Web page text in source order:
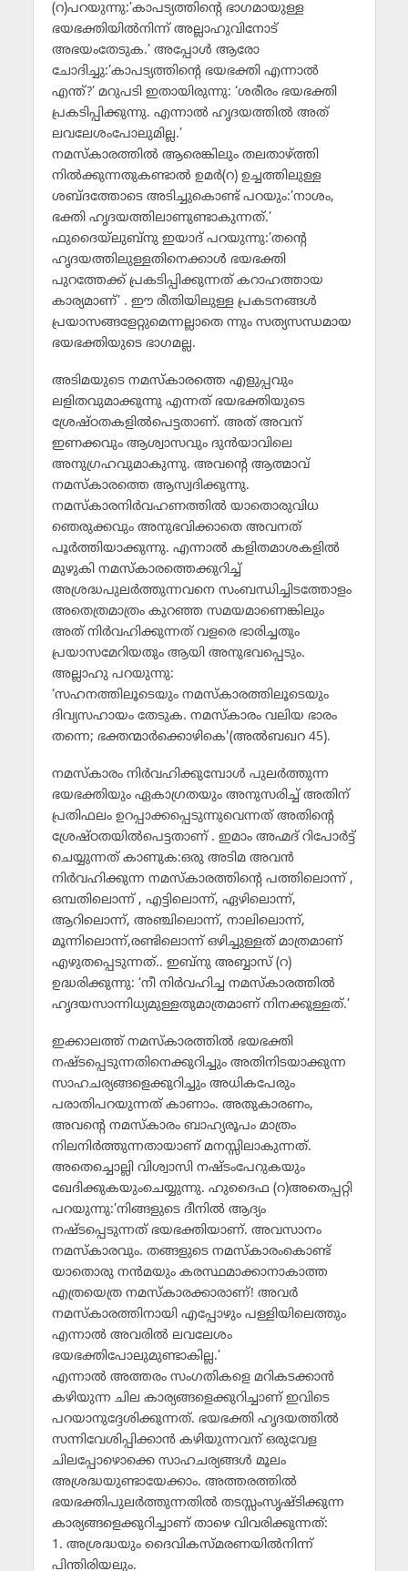
(റ)പറയുന്നു:’കാപട്യത്തിന്റെ ഭാഗമായുള്ള
ഭയഭക്തിയില്‍നിന്ന് അല്ലാഹുവിനോട്
അഭയംതേടുക.’ അപ്പോള്‍ ആരോ
ചോദിച്ചു:’കാപട്യത്തിന്റെ ഭയഭക്തി എന്നാല്‍
എന്ത്?’ മറുപടി ഇതായിരുന്നു: ‘ശരീരം ഭയഭക്തി
പ്രകടിപ്പിക്കുന്നു. എന്നാല്‍ ഹൃദയത്തില്‍ അത്
ലവലേശംപോലുമില്ല.’
നമസ്‌കാരത്തില്‍ ആരെങ്കിലും തലതാഴ്ത്തി
നില്‍ക്കുന്നതുകണ്ടാല്‍ ഉമര്‍(റ) ഉച്ചത്തിലുള്ള
ശബ്ദത്തോടെ അടിച്ചുകൊണ്ട് പറയും:’നാശം,
ഭക്തി ഹൃദയത്തിലാണുണ്ടാകുന്നത്.’
ഫുദൈയ്‌ലുബ്‌നു ഇയാദ് പറയുന്നു:’തന്റെ
ഹൃദയത്തിലുള്ളതിനെക്കാള്‍ ഭയഭക്തി
പുറത്തേക്ക് പ്രകടിപ്പിക്കുന്നത് കറാഹത്തായ
കാര്യമാണ്’ . ഈ രീതിയിലുള്ള പ്രകടനങ്ങള്‍
പ്രയാസങ്ങളേറ്റുമെന്നല്ലാതെ ന്നും സത്യസന്ധമായ
ഭയഭക്തിയുടെ ഭാഗമല്ല.
അടിമയുടെ നമസ്‌കാരത്തെ എളുപ്പവും
ലളിതവുമാക്കുന്നു എന്നത് ഭയഭക്തിയുടെ
ശ്രേഷ്ഠതകളില്‍പെട്ടതാണ്. അത് അവന്
ഇണക്കവും ആശ്വാസവും ദുന്‍യാവിലെ
അനുഗ്രഹവുമാകുന്നു. അവന്റെ ആത്മാവ്
നമസ്‌കാരത്തെ ആസ്വദിക്കുന്നു.
നമസ്‌കാരനിര്‍വഹണത്തില്‍ യാതൊരുവിധ
ഞെരുക്കവും അനുഭവിക്കാതെ അവനത്
പൂര്‍ത്തിയാക്കുന്നു. എന്നാല്‍ കളിതമാശകളില്‍
മുഴുകി നമസ്‌കാരത്തെക്കുറിച്ച്
അശ്രദ്ധപുലര്‍ത്തുന്നവനെ സംബന്ധിച്ചിടത്തോളം
അതെത്രമാത്രം കുറഞ്ഞ സമയമാണെങ്കിലും
അത് നിര്‍വഹിക്കുന്നത് വളരെ ഭാരിച്ചതും
പ്രയാസമേറിയതും ആയി അനുഭവപ്പെടും.
അല്ലാഹു പറയുന്നു:
‘സഹനത്തിലൂടെയും നമസ്‌കാരത്തിലൂടെയും
ദിവ്യസഹായം തേടുക. നമസ്‌കാരം വലിയ ഭാരം
തന്നെ; ഭക്തന്മാര്‍ക്കൊഴികെ'(അല്‍ബഖറ 45).
നമസ്‌കാരം നിര്‍വഹിക്കുമ്പോള്‍ പുലര്‍ത്തുന്ന
ഭയഭക്തിയും ഏകാഗ്രതയും അനുസരിച്ച് അതിന്
പ്രതിഫലം ഉറപ്പാക്കപ്പെടുന്നുവെന്നത് അതിന്റെ
ശ്രേഷ്ഠതയില്‍പെട്ടതാണ് . ഇമാം അഹ്മദ് റിപോര്‍ട്ട്
ചെയ്യുന്നത് കാണുക:ഒരു അടിമ അവന്‍
നിര്‍വഹിക്കുന്ന നമസ്‌കാരത്തിന്റെ പത്തിലൊന്ന് ,
ഒമ്പതിലൊന്ന് , എട്ടിലൊന്ന്, ഏഴിലൊന്ന്,
ആറിലൊന്ന്, അഞ്ചിലൊന്ന്, നാലിലൊന്ന്,
മൂന്നിലൊന്ന്,രണ്ടിലൊന്ന് ഒഴിച്ചുള്ളത് മാത്രമാണ്
എഴുതപ്പെടുന്നത്.. ഇബ്‌നു അബ്ബാസ് (റ)
ഉദ്ധരിക്കുന്നു: ‘നീ നിര്‍വഹിച്ച നമസ്‌കാരത്തില്‍
ഹൃദയസാന്നിധ്യമുള്ളതുമാത്രമാണ് നിനക്കുള്ളത്.’
ഇക്കാലത്ത് നമസ്‌കാരത്തില്‍ ഭയഭക്തി
നഷ്ടപ്പെടുന്നതിനെക്കുറിച്ചും അതിനിടയാക്കുന്ന
സാഹചര്യങ്ങളെക്കുറിച്ചും അധികപേരും
പരാതിപറയുന്നത് കാണാം. അതുകാരണം,
അവന്റെ നമസ്‌കാരം ബാഹ്യരൂപം മാത്രം
നിലനിര്‍ത്തുന്നതായാണ് മനസ്സിലാകുന്നത്.
അതെച്ചൊല്ലി വിശ്വാസി നഷ്ടംപേറുകയും
ഖേദിക്കുകയുംചെയ്യുന്നു. ഹുദൈഫ (റ)അതെപ്പറ്റി
പറയുന്നു:’നിങ്ങളുടെ ദീനില്‍ ആദ്യം
നഷ്ടപ്പെടുന്നത് ഭയഭക്തിയാണ്. അവസാനം
നമസ്‌കാരവും. തങ്ങളുടെ നമസ്‌കാരംകൊണ്ട്
യാതൊരു നന്‍മയും കരസ്ഥമാക്കാനാകാത്ത
എത്രയെത്ര നമസ്‌കാരക്കാരാണ്! അവര്‍
നമസ്‌കാരത്തിനായി എപ്പോഴും പള്ളിയിലെത്തും
എന്നാല്‍ അവരില്‍ ലവലേശം
ഭയഭക്തിപോലുമുണ്ടാകില്ല.’
എന്നാല്‍ അത്തരം സംഗതികളെ മറികടക്കാന്‍
കഴിയുന്ന ചില കാര്യങ്ങളെക്കുറിച്ചാണ് ഇവിടെ
പറയാനുദ്ദേശിക്കുന്നത്. ഭയഭക്തി ഹൃദയത്തില്‍
സന്നിവേശിപ്പിക്കാന്‍ കഴിയുന്നവന് ഒരുവേള
ചിലപ്പോഴൊക്കെ സാഹചര്യങ്ങള്‍ മൂലം
അശ്രദ്ധയുണ്ടായേക്കാം. അത്തരത്തില്‍
ഭയഭക്തിപുലര്‍ത്തുന്നതില്‍ തടസ്സംസൃഷ്ടിക്കുന്ന
കാര്യങ്ങളെക്കുറിച്ചാണ് താഴെ വിവരിക്കുന്നത്:
1. അശ്രദ്ധയും ദൈവികസ്മരണയില്‍നിന്ന്
പിന്തിരിയലും.